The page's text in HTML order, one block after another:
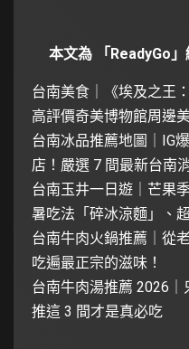
本文為 「ReadyGo」
台南美食｜《埃及之王
高評價奇美博物館周邊
台南冰品推薦地圖｜IG
店！嚴選 7 間最新台南
台南玉井一日遊｜芒果
暑吃法「碎冰涼麵」、
台南牛肉火鍋推薦｜從
吃遍最正宗的滋味！
台南牛肉湯推薦 2026
推這 3 間才是真必吃